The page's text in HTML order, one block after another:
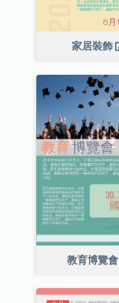
家居裝飾
教育博覽會